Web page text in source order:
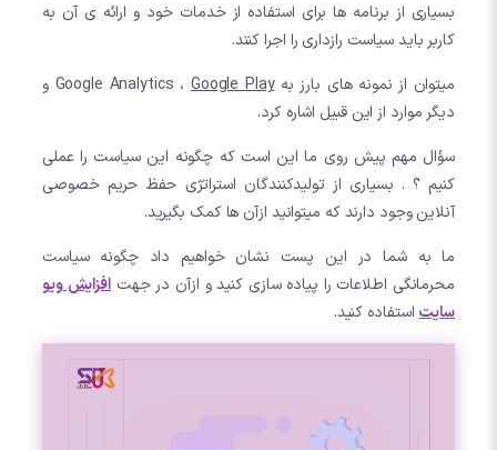
بسیاری از برنامه ها برای استفاده از خدمات خود و ارائه ی آن به
کاربر باید سیاست رازداری را اجرا کنند.
میتوان از نمونه های بارز به Google Analytics ،Google Play
و
دیگر موارد از این قبیل اشاره کرد.
سؤال مهم پیش روی ما این است که چگونه این سیاست را عملی
کنیم ؟ . بسیاری از تولیدکنندگان استراتژی حفظ حریم خصوصی
آنلاین وجود دارند که میتوانید ازآن ها کمک بگیرید.
ما به شما در این پست نشان خواهیم داد چگونه سیاست
محرمانگی اطلاعات را پیاده سازی کنید و ازآن در جهت افزایش ویو
سایتاستفاده کنید.